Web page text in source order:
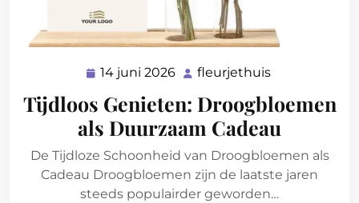
14 juni 2026 14
2026
fleurjethuis
Tijdloos Genieten: Droogbloemen
als Duurzaam Cadeau
De Tijdloze Schoonheid van Droogbloemen als
Cadeau Droogbloemen zijn de laatste jaren
steeds populairder geworden…